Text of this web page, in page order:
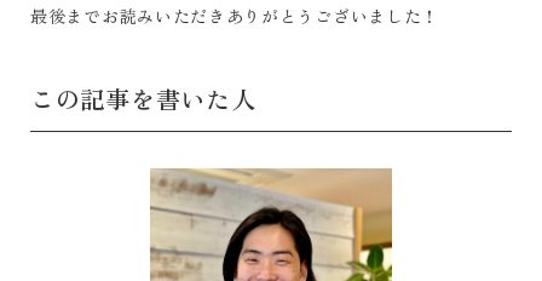
最後までお読みいただきありがとうございました！
この記事を書いた人